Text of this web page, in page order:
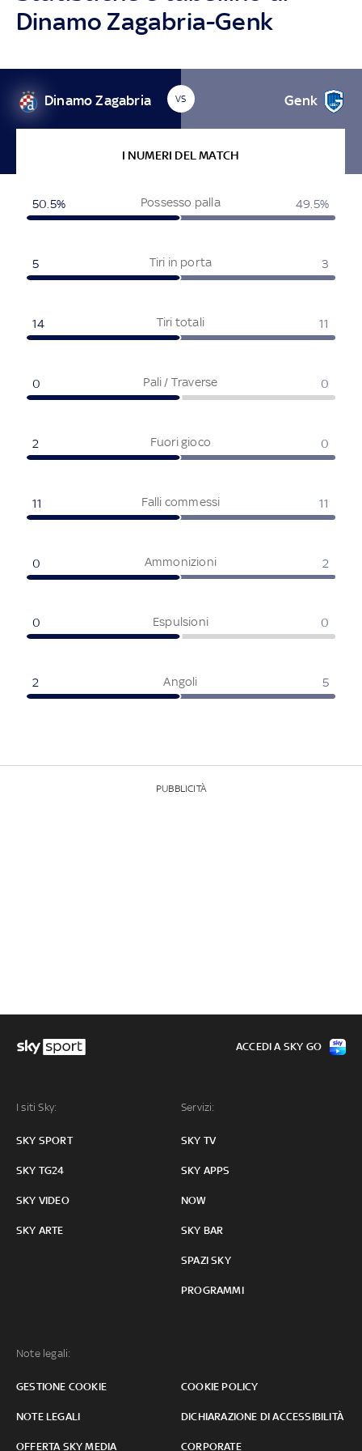
Dinamo Zagabria-Genk
Dinamo Zagabria VS Genk
I NUMERI DEL MATCH
Possesso palla
50.5% 49.5%
Tiri in porta
5 3
Tiri totali
14 11
Pali / Traverse
0 0
Fuori gioco
2 0
Falli commessi
11 11
Ammonizioni
0 2
Espulsioni
0 0
Angoli
2 5
PUBBLICITÀ
I siti Sky:
SKY SPORT
SKY TG24
SKY VIDEO
SKY ARTE
Servizi:
SKY TV
SKY APPS
NOW
SKY BAR
SPAZI SKY
PROGRAMMI
Note legali:
GESTIONE COOKIE COOKIE POLICY
NOTE LEGALI DICHIARAZIONE DI ACCESSIBILITÀ
OFFERTA SKY MEDIA CORPORATE
ACCEDI A SKY GO